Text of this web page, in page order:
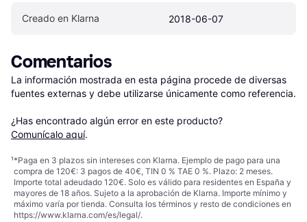
Creado en Klarna 2018-06-07
Comentarios
La información mostrada en esta página procede de diversas
fuentes externas y debe utilizarse únicamente como referencia.
¿Has encontrado algún error en este producto?
Comunícalo aquí.
¹*Paga en 3 plazos sin intereses con Klarna. Ejemplo de pago para una
compra de 120€: 3 pagos de 40€, TIN 0 % TAE 0 %. Plazo: 2 meses.
Importe total adeudado 120€. Solo es válido para residentes en España y
mayores de 18 años. Sujeto a la aprobación de Klarna. Importe mínimo y
máximo varía por tienda. Consulta los términos y resto de condiciones en
https://www.klarna.com/es/legal/.